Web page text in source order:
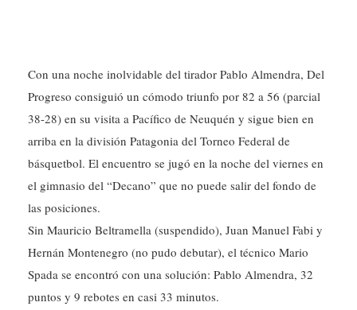
Con una noche inolvidable del tirador Pablo Almendra, Del
Progreso consiguió un cómodo triunfo por 82 a 56 (parcial
38-28) en su visita a Pacífico de Neuquén y sigue bien en
arriba en la división Patagonia del Torneo Federal de
básquetbol. El encuentro se jugó en la noche del viernes en
el gimnasio del “Decano” que no puede salir del fondo de
las posiciones.
Sin Mauricio Beltramella (suspendido), Juan Manuel Fabi y
Hernán Montenegro (no pudo debutar), el técnico Mario
Spada se encontró con una solución: Pablo Almendra, 32
puntos y 9 rebotes en casi 33 minutos.